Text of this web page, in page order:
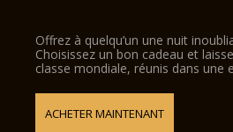
Offrez à quelqu’un une nuit
Choisissez un bon cadeau et
classe mondiale, réunis dans une
ACHETER MAINTENANT